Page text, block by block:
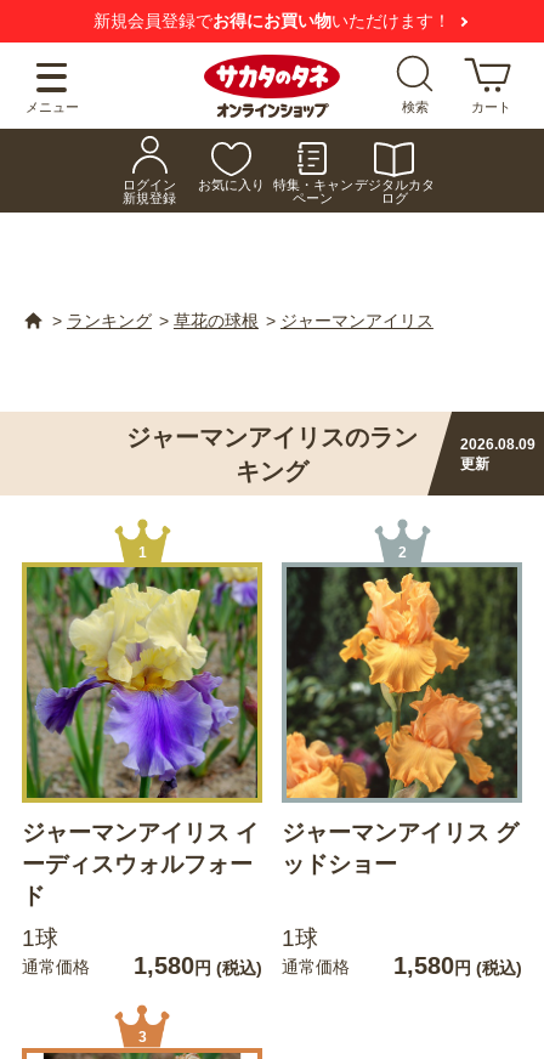
新規会員登録でお得にお買い物いただけます！
メニュー 検索 カート
ログイン
新規登録
お気に入り
特集・キャン
ペーン
デジタルカタ
ログ
> ランキング > 草花の球根 > ジャーマンアイリス
ジャーマンアイリスのラン
キング
2026.08.09
更新
1
ジャーマンアイリス イ
ーディスウォルフォー
ド
1球
通常価格 1,580円 (税込)
2
ジャーマンアイリス グ
ッドショー
1球
通常価格 1,580円 (税込)
3